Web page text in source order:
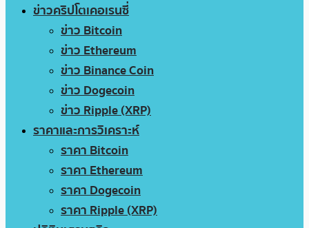
ข่าวคริปโตเคอเรนซี่
ข่าว Bitcoin
ข่าว Ethereum
ข่าว Binance Coin
ข่าว Dogecoin
ข่าว Ripple (XRP)
ราคาและการวิเคราะห์
ราคา Bitcoin
ราคา Ethereum
ราคา Dogecoin
ราคา Ripple (XRP)